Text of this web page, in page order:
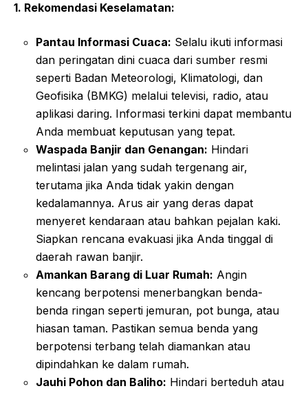
1. Rekomendasi Keselamatan:
Pantau Informasi Cuaca: Selalu ikuti informasi
dan peringatan dini cuaca dari sumber resmi
seperti Badan Meteorologi, Klimatologi, dan
Geofisika (BMKG) melalui televisi, radio, atau
aplikasi daring. Informasi terkini dapat membantu
Anda membuat keputusan yang tepat.
Waspada Banjir dan Genangan: Hindari
melintasi jalan yang sudah tergenang air,
terutama jika Anda tidak yakin dengan
kedalamannya. Arus air yang deras dapat
menyeret kendaraan atau bahkan pejalan kaki.
Siapkan rencana evakuasi jika Anda tinggal di
daerah rawan banjir.
Amankan Barang di Luar Rumah: Angin
kencang berpotensi menerbangkan benda-
benda ringan seperti jemuran, pot bunga, atau
hiasan taman. Pastikan semua benda yang
berpotensi terbang telah diamankan atau
dipindahkan ke dalam rumah.
Jauhi Pohon dan Baliho: Hindari berteduh atau